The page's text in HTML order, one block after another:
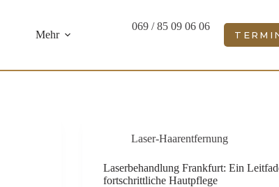
Mehr
069 / 85 09 06 06
Laser-Haarentfernung
Laserbehandlung Frankfurt: Ein
fortschrittliche Hautpflege